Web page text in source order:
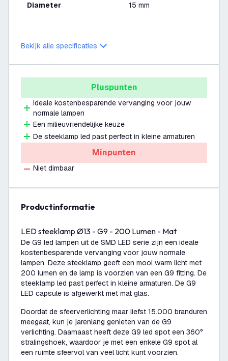
Diameter 15 mm
Bekijk alle specificaties
Pluspunten
Ideale kostenbesparende vervanging voor jouw
normale lampen
Een milieuvriendelijke keuze
De steeklamp led past perfect in kleine armaturen
Minpunten
Niet dimbaar
productinformatie
LED steeklamp Ø13 - G9 - 200 Lumen - Mat
De G9 led lampen uit de SMD LED serie zijn een ideale
kostenbesparende vervanging voor jouw normale
lampen. Deze steeklamp geeft een mooi warm licht met
200 lumen en de lamp is voorzien van een G9 fitting. De
steeklamp led past perfect in kleine armaturen. De G9
LED capsule is afgewerkt met mat glas.
Doordat de sfeerverlichting maar liefst 15.000 branduren
meegaat, kun je jarenlang genieten van de G9
verlichting. Daarnaast heeft deze G9 led spot een 360°
stralingshoek, waardoor je met een enkele G9 spot al
een ruimte sfeervol van veel licht kunt voorzien.